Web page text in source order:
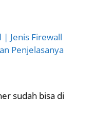
| Jenis Firewall
Penjelasanya
sudah bisa di